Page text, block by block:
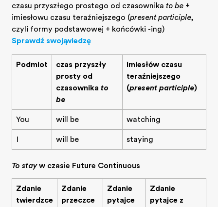
Znajdź najbliższe biuro
O nas
Kim jesteśmy
Kariera
Dołącz do naszego zespołu
czasu przyszłego prostego od czasownika to be +
imiesłowu czasu teraźniejszego (present participle,
czyli formy podstawowej + końcówki -ing)
Sprawdź swoją wiedzę
Podmiot
czas przyszły
prosty od
czasownika to
be
imiesłów czasu
teraźniejszego
(present participle)
You will be watching
I will be staying
To stayw czasie Future Continuous
Zdanie
twierdzące
Zdanie
przeczące
Zdanie
pytające
Zdanie
pytające z